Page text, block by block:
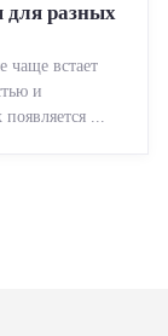
для разных
чаще встает
и
...